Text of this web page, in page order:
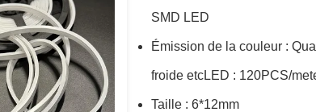
SMD LED
Émission de la couleur :
froide etcLED : 120PCS/
Taille : 6*12mm